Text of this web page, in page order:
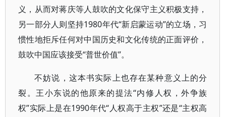
义，从而对蒋庆等人鼓吹的文化保守主义积极支持，
另一部分人则坚持1980年代“新启蒙运动”的立场，习
惯性地拒斥任何对中国历史和文化传统的正面评价，
鼓吹中国应该接受“普世价值”。
不妨说，这本书实际上也存在某种意义上的分
裂。王小东说的他原来的提法“内修人权，外争族
权”实际上是在1990年代“人权高于主权”还是“主权高